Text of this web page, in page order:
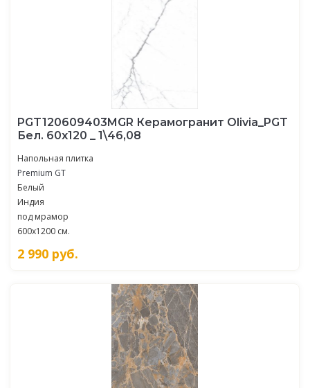
PGT120609403MGR Керамогранит Olivia_PGT
Бел. 60x120 _ 1\46,08
Напольная плитка
Premium GT
Белый
Индия
под мрамор
600x1200 см.
2 990 руб.